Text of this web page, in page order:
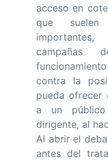
acceso en
que suelen
campañas
contra la
pueda ofrecer
a un público
dirigente, al
Al abrir el
antes del